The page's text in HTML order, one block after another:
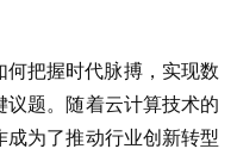
把握时代脉搏，实现数
题。随着云计算技术的
为了推动行业创新转型